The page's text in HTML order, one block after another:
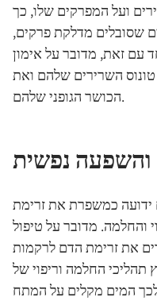
ועל המפרקים שלו, כך
שסובלים מדלקת פרקים,
עם זאת, מדובר על אימון
השרירים שלהם ואת
הכושר הגופני שלהם.
והשפעה נפשית
ידועה כמשפרת את זרימת
והחלמה. מדובר על טיפול
את זרימת הדם לרקמות
תהליכי החלמה וריפוי של
המים מקלים על המתח